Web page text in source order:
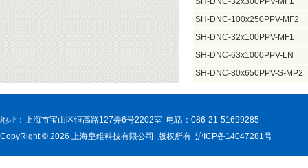
SH-DNC-100x250PPV-MF2
SH-DNC-32x100PPV-MF1
SH-DNC-63x1000PPV-LN
SH-DNC-80x650PPV-S-MP2
地址：上海市宝山区恒高路127弄6号2202室 电话：086-21-51699285
CopyRight © 2026 上海皇维科技有限公司 版权所有 沪ICP备14047281号